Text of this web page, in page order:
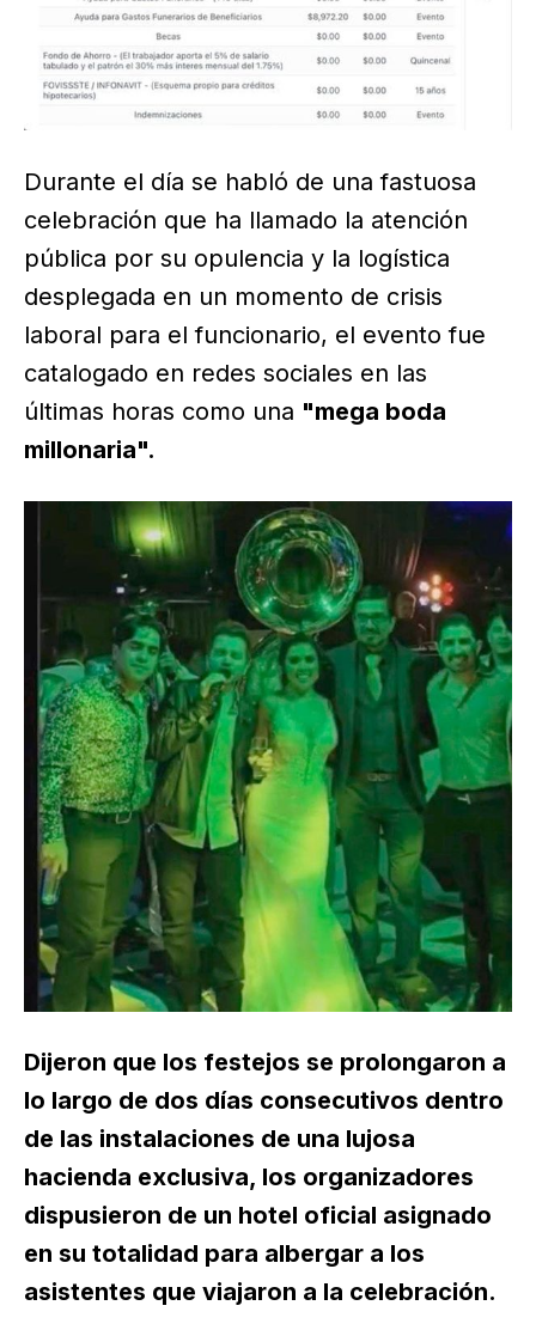
Durante el día se habló de una fastuosa
celebración que ha llamado la atención
pública por su opulencia y la logística
desplegada en un momento de crisis
laboral para el funcionario, el evento fue
catalogado en redes sociales en las
últimas horas como una "mega boda
millonaria".
Dijeron que los festejos se prolongaron a
lo largo de dos días consecutivos dentro
de las instalaciones de una lujosa
hacienda exclusiva, los organizadores
dispusieron de un hotel oficial asignado
en su totalidad para albergar a los
asistentes que viajaron a la celebración.